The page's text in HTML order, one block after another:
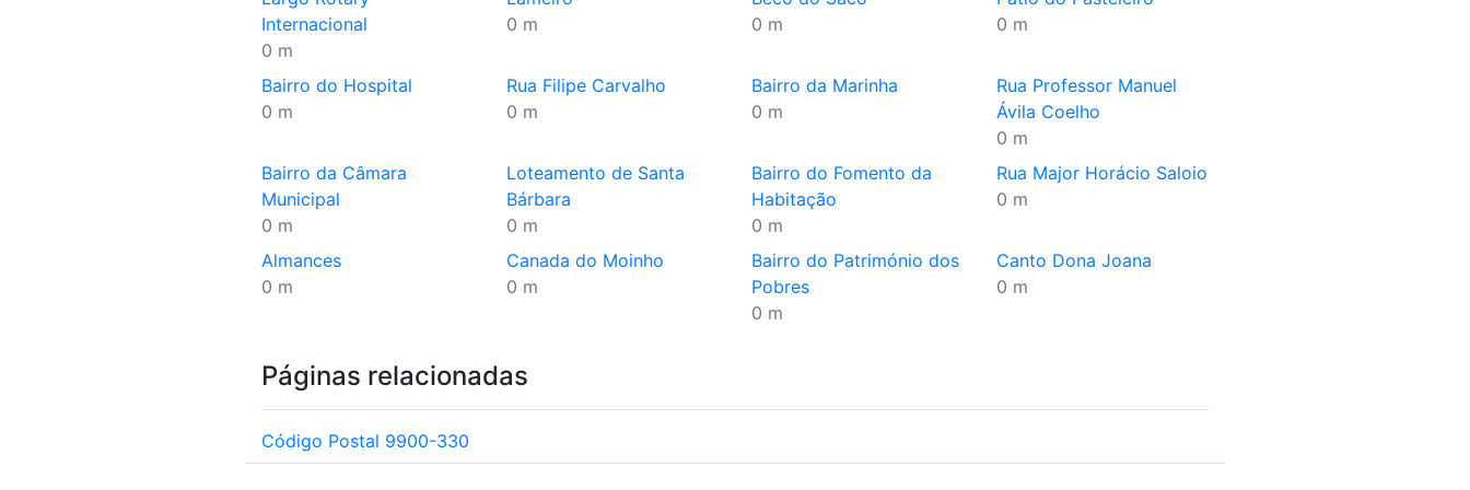
Internacional
0 m
0 m
0 m
0 m
Bairro do Hospital
0 m
Rua Filipe Carvalho
0 m
Bairro da Marinha
0 m
Rua Professor Manuel
Ávila Coelho
0 m
Bairro da Câmara
Municipal
0 m
Loteamento de Santa
Bárbara
0 m
Bairro do Fomento da
Habitação
0 m
Rua Major Horácio Saloio
0 m
Almances
0 m
Canada do Moinho
0 m
Bairro do Património dos
Pobres
0 m
Canto Dona Joana
0 m
Páginas relacionadas
Código Postal 9900-330